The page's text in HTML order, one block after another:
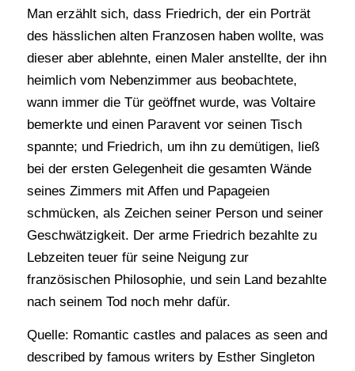
Man erzählt sich, dass Friedrich, der ein Porträt
des hässlichen alten Franzosen haben wollte, was
dieser aber ablehnte, einen Maler anstellte, der ihn
heimlich vom Nebenzimmer aus beobachtete,
wann immer die Tür geöffnet wurde, was Voltaire
bemerkte und einen Paravent vor seinen Tisch
spannte; und Friedrich, um ihn zu demütigen, ließ
bei der ersten Gelegenheit die gesamten Wände
seines Zimmers mit Affen und Papageien
schmücken, als Zeichen seiner Person und seiner
Geschwätzigkeit. Der arme Friedrich bezahlte zu
Lebzeiten teuer für seine Neigung zur
französischen Philosophie, und sein Land bezahlte
nach seinem Tod noch mehr dafür.
Quelle: Romantic castles and palaces as seen and
described by famous writers by Esther Singleton